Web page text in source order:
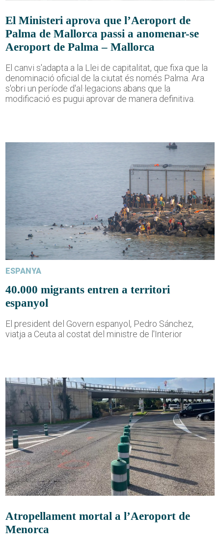
El Ministeri aprova que l’Aeroport de
Palma de Mallorca passi a anomenar-se
Aeroport de Palma – Mallorca
El canvi s'adapta a la Llei de capitalitat, que fixa que la
denominació oficial de la ciutat és només Palma. Ara
s'obri un període d'al·legacions abans que la
modificació es pugui aprovar de manera definitiva.
ESPANYA
40.000 migrants entren a territori
espanyol
El president del Govern espanyol, Pedro Sánchez,
viatja a Ceuta al costat del ministre de l'Interior
Atropellament mortal a l’Aeroport de
Menorca